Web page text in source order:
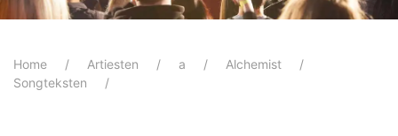
Home Artiesten a
Alchemist
Songteksten